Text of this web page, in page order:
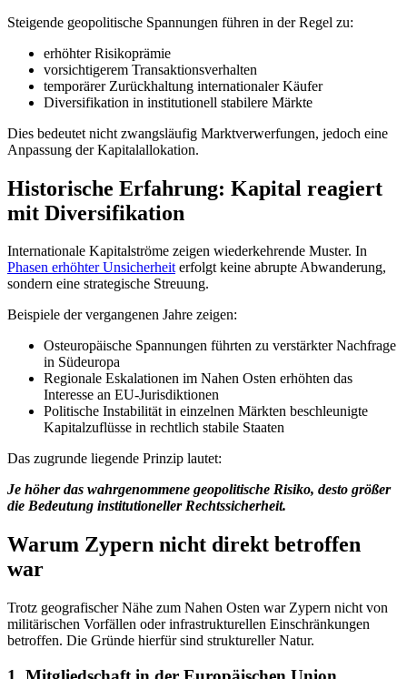
Steigende geopolitische Spannungen führen in der Regel zu:
erhöhter Risikoprämie
vorsichtigerem Transaktionsverhalten
temporärer Zurückhaltung internationaler Käufer
Diversifikation in institutionell stabilere Märkte
Dies bedeutet nicht zwangsläufig Marktverwerfungen, jedoch eine
Anpassung der Kapitalallokation.
Historische Erfahrung: Kapital reagiert
mit Diversifikation
Internationale Kapitalströme zeigen wiederkehrende Muster. In
Phasen erhöhter Unsicherheiterfolgt keine abrupte Abwanderung,
sondern eine strategische Streuung.
Beispiele der vergangenen Jahre zeigen:
Osteuropäische Spannungen führten zu verstärkter Nachfrage
in Südeuropa
Regionale Eskalationen im Nahen Osten erhöhten das
Interesse an EU-Jurisdiktionen
Politische Instabilität in einzelnen Märkten beschleunigte
Kapitalzuflüsse in rechtlich stabile Staaten
Das zugrunde liegende Prinzip lautet:
Je höher das wahrgenommene geopolitische Risiko, desto größer
die Bedeutung institutioneller Rechtssicherheit.
Warum Zypern nicht direkt betroffen
war
Trotz geografischer Nähe zum Nahen Osten war Zypern nicht von
militärischen Vorfällen oder infrastrukturellen Einschränkungen
betroffen. Die Gründe hierfür sind struktureller Natur.